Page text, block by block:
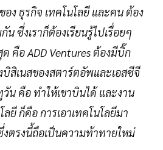
อง ธุรกิจ เทคโนโลยี และคน ต้อง
น ซึ่งเราก็ต้องเรียนรู้ไปเรื่อยๆ
คือ ADD Ventures ต้องมีบิ๊ก
สิเนสของสตาร์ตอัพและเอสซีจี
น คือ ทำให้เขาบินได้ และงาน
ยี ก็คือ การเอาเทคโนโลยีมา
ตรงนี้ถือเป็นความท้าทายใหม่